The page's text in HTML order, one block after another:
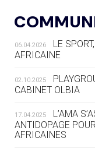
«
04.08
LA FIE
04.08 —
DES
06.04.2026
LE
AFRICAINE
02.10.2025
CABINET OLBIA
17.04.2025
L’AMA
ANTIDOPAGE
AFRICAINES